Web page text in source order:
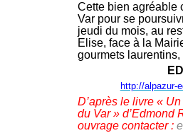
Cette bien agréable
Var pour se
jeudi du mois, au
Elise, face à la
gourmets
http://alpazur-
D’après le livre «
du Var » d’Edmond
ouvrage contacter :